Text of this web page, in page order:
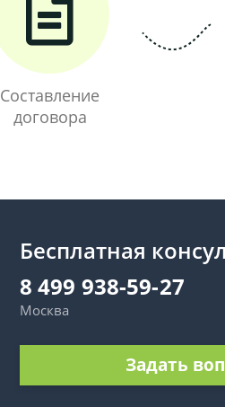
Составление
договора
Бесплатная
8 499 938-59-27
Москва
Задать